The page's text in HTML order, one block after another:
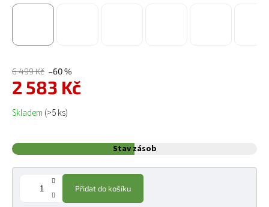
6 499 Kč –60 %
2 583 Kč
Měrná cena:
Skladem (>5 ks)
Stav zásob
Přidat do košíku